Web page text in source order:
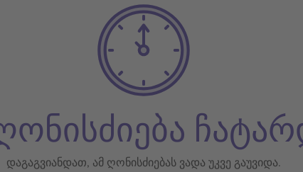
დაგაგვიანდათ, ამ ღონისძიებას ვადა უკვე გაუვიდა.